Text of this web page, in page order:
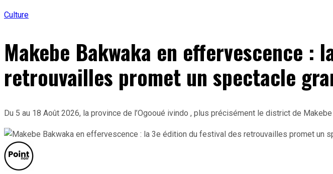
Culture
Makebe Bakwaka en effervescence :
retrouvailles promet un spectacle
Du 5 au 18 Août 2026, la province de l’Ogooué ivindo , plus précisément le district de